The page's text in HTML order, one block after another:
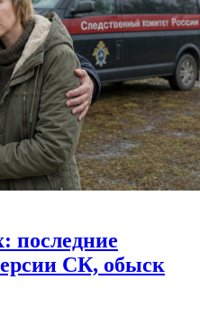
последние
СК, обыск